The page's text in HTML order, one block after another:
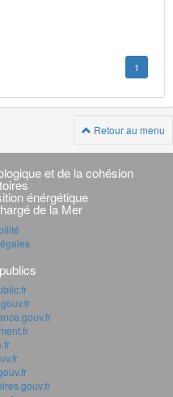
1
Retour au menu
et de la cohésion
énérgétique
de la Mer